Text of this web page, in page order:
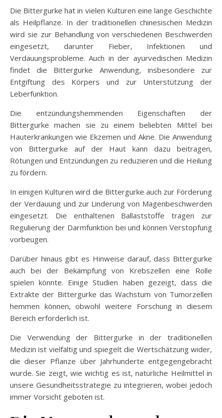
Die Bittergurke hat in vielen Kulturen eine lange Geschichte
als Heilpflanze. In der traditionellen chinesischen Medizin
wird sie zur Behandlung von verschiedenen Beschwerden
eingesetzt, darunter Fieber, Infektionen und
Verdauungsprobleme. Auch in der ayurvedischen Medizin
findet die Bittergurke Anwendung, insbesondere zur
Entgiftung des Körpers und zur Unterstützung der
Leberfunktion.
Die entzündungshemmenden Eigenschaften der
Bittergurke machen sie zu einem beliebten Mittel bei
Hauterkrankungen wie Ekzemen und Akne. Die Anwendung
von Bittergurke auf der Haut kann dazu beitragen,
Rötungen und Entzündungen zu reduzieren und die Heilung
zu fördern.
In einigen Kulturen wird die Bittergurke auch zur Förderung
der Verdauung und zur Linderung von Magenbeschwerden
eingesetzt. Die enthaltenen Ballaststoffe tragen zur
Regulierung der Darmfunktion bei und können Verstopfung
vorbeugen.
Darüber hinaus gibt es Hinweise darauf, dass Bittergurke
auch bei der Bekämpfung von Krebszellen eine Rolle
spielen könnte. Einige Studien haben gezeigt, dass die
Extrakte der Bittergurke das Wachstum von Tumorzellen
hemmen können, obwohl weitere Forschung in diesem
Bereich erforderlich ist.
Die Verwendung der Bittergurke in der traditionellen
Medizin ist vielfältig und spiegelt die Wertschätzung wider,
die dieser Pflanze über Jahrhunderte entgegengebracht
wurde. Sie zeigt, wie wichtig es ist, natürliche Heilmittel in
unsere Gesundheitsstrategie zu integrieren, wobei jedoch
immer Vorsicht geboten ist.